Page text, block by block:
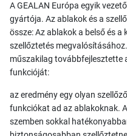
A GEALAN Európa egyik
gyártója. Az ablakok és a
össze: Az ablakok a belső és
szellőztetés
műszakilag továbbfejlesztette
funkcióját:
az eredmény egy olyan
funkciókat ad az ablakoknak.
szemben sokkal